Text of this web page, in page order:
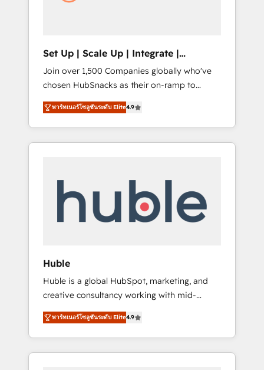
solutions: digital marketing, advertising,
people, exciting ideas and can-do mentality,
we ensure revenue growth on a daily basis.
So tell us your challenge; our passionate and
growth driven team of 100+ experts is ready
for you! Driving digital growth |
www.brightdigital.com
Set Up | Scale Up | Integrate |
HubSnacks FlexPlan
Join over 1,500 Companies globally who've
chosen HubSnacks as their on-ramp to
HubSpot since 2014 Simple pay-as-you-go
plans that accelerate value... 1️⃣ Set Up |
Onboarding New or Check-fixing existing
HubSpot portals 2️⃣ Scale Up | 100% HubSpot
API Integration project... ⬅️ Click "Contact
Business" ⬅️ to access 150+ Kickstart
Paypal 💰 Sage or Netsuite 🤖 Google or
Microsoft ✍️ DocuSign or PandaDoc 🌐
Avalara or Quaderno HubSnacks holds the
rare Advanced "Custom Integrations"
Accreditation, securely sync data across... 🔄
any apps, in any direction. Stuck on your old
CRM..? Migrate | seamlessly off your old CRM
พาร์ทเนอร์โซลูชันระดับ Elite4.9
Huble
Huble is a global HubSpot, marketing, and
creative consultancy working with mid-
market and enterprise businesses. We go
beyond implementation, shaping the
strategy, processes, and teams that turn
HubSpot into a genuine growth engine.
พาร์ทเนอร์โซลูชันระดับ Elite4.9